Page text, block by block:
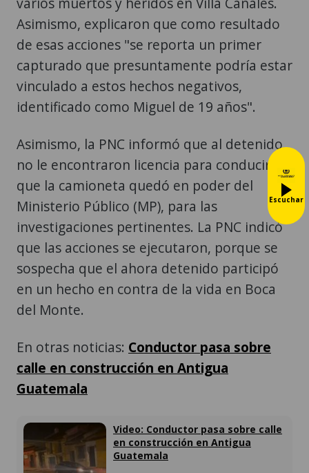
Asimismo, explicaron que como resultado
de esas acciones "se reporta un primer
capturado que presuntamente podría estar
vinculado a estos hechos negativos,
identificado como Miguel de 19 años".
Asimismo, la PNC informó que al detenido
no le encontraron licencia para conducir y
que la camioneta quedó en poder del
Ministerio Público (MP), para las
investigaciones pertinentes. La PNC indicó
que las acciones se ejecutaron, porque se
sospecha que el ahora detenido participó
en un hecho en contra de la vida en Boca
del Monte.
En otras noticias: Conductor pasa sobre
calle en construcción en Antigua
Guatemala
Video: Conductor pasa sobre calle
en construcción en Antigua
Guatemala
Escuchar